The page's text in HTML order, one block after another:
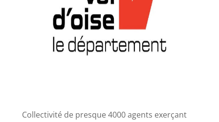
Collectivité de presque 4000 agents exerçant